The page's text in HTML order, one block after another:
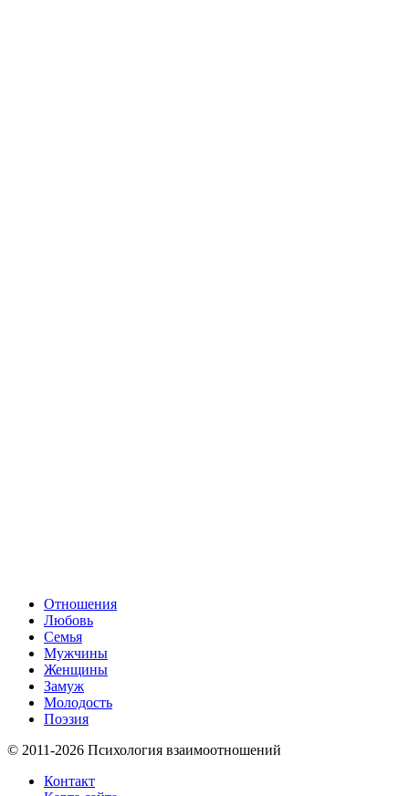
Отношения
Любовь
Семья
Мужчины
Женщины
Замуж
Молодость
Поэзия
© 2011-2026 Психология взаимоотношений
Контакт